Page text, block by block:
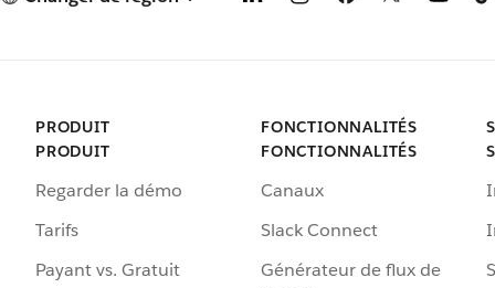
PRODUIT
PRODUIT
Regarder la démo
Tarifs
Payant vs. Gratuit
FONCTIONNALITÉS
FONCTIONNALITÉS
Canaux
Slack Connect
Générateur de flux de